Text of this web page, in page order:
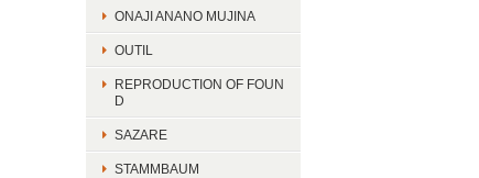
ONAJI ANANO MUJINA
OUTIL
REPRODUCTION OF FOUN
D
SAZARE
STAMMBAUM